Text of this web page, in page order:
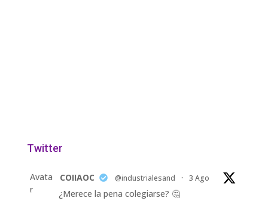
Twitter
Avata
r
COIIAOC @industrialesand · 3 Ago
¿Merece la pena colegiarse? 🤔